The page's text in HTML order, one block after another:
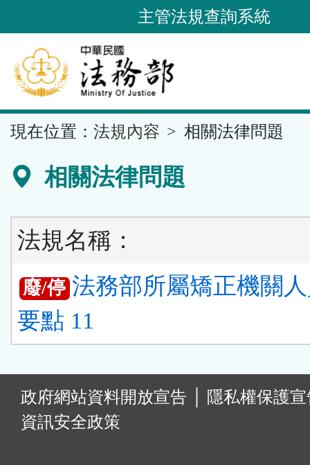
到
要
內
容
區
主管法規查詢系統
現在位置： 法規內容 相關法律問題
相關法律問題
法規名稱：
廢/停 法務部所屬矯正機關
要點 11
政府網站資料開放宣告
隱私權保護
資訊安全政策